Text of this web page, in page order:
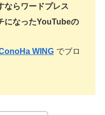
ならワードプレス
になったYouTubeの
WING でブロ